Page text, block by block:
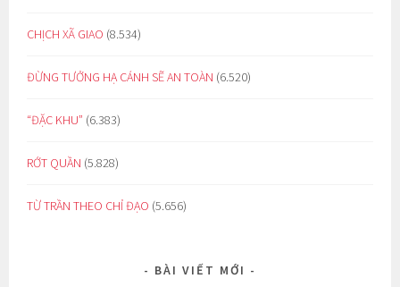
CHỊCH XÃ GIAO (8.534)
ĐỪNG TƯỞNG HẠ CÁNH SẼ AN TOÀN (6.520)
“ĐẶC KHU” (6.383)
RỚT QUẦN (5.828)
TỪ TRẦN THEO CHỈ ĐẠO (5.656)
BÀI VIẾT MỚI